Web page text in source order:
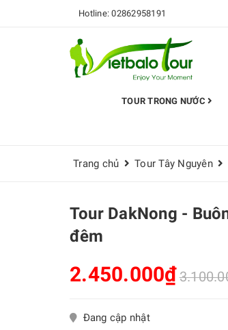
Hotline:02862958191
TOUR TRONG NƯỚC
Trang chủ Tour Tây Nguyên
Tour DakNong -
đêm
2.450.000₫
Đang cập nhật